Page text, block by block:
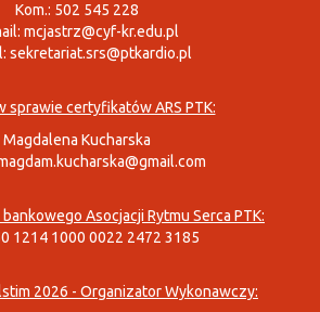
Kom.: 502 545 228
mcjastrz@cyf-kr.edu.pl
sekretariat.srs@ptkardio.pl
sprawie certyfikatów ARS PTK:
Magdalena Kucharska
Asocjacji Rytmu Serca PTK:
1214 1000 0022 2472 3185
2026 - Organizator Wykonawczy: